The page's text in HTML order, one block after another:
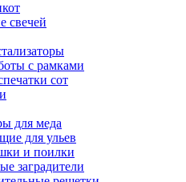
свечей
с рамками
сот
для меда
для ульев
и поилки
заградители